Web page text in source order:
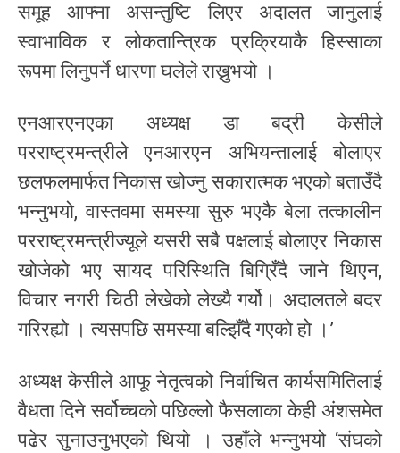
समूह आफ्ना असन्तुष्टि लिएर अदालत जानुलाई
स्वाभाविक र लोकतान्त्रिक प्रक्रियाकै हिस्साका
रूपमा लिनुपर्ने धारणा घलेले राख्नुभयो ।
एनआरएनएका अध्यक्ष डा बद्री केसीले
परराष्ट्रमन्त्रीले एनआरएन अभियन्तालाई बोलाएर
छलफलमार्फत निकास खोज्नु सकारात्मक भएको बताउँदै
भन्नुभयो, वास्तवमा समस्या सुरु भएकै बेला तत्कालीन
परराष्ट्रमन्त्रीज्यूले यसरी सबै पक्षलाई बोलाएर निकास
खोजेको भए सायद परिस्थिति बिग्रिँदै जाने थिएन,
विचार नगरी चिठी लेखेको लेख्यै गर्यो। अदालतले बदर
गरिरह्यो । त्यसपछि समस्या बल्झिँदै गएको हो ।’
अध्यक्ष केसीले आफू नेतृत्वको निर्वाचित कार्यसमितिलाई
वैधता दिने सर्वोच्चको पछिल्लो फैसलाका केही अंशसमेत
पढेर सुनाउनुभएको थियो । उहाँले भन्नुभयो ‘संघको